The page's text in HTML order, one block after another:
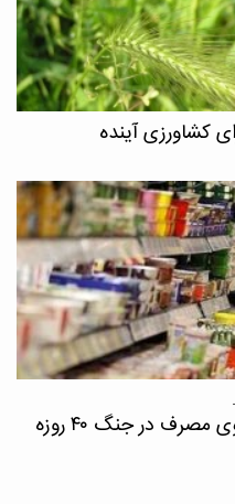
کشاورزی آینده
در جنگ ۴۰ روزه